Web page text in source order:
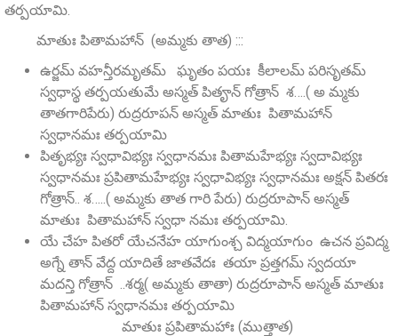
తర్పయామి.
మాతుః పితామహాన్ (అమ్మకు తాత) :::
ఉర్జమ్‌ వహన్తీరమృతమ్ ఘృతం పయః కీలాలమ్‌ పరిసృతమ్‌
స్వధాస్థ తర్పయతుమే అస్మత్ పితౄన్‌ గోత్రాన్ శ….( అ మ్మకు
తాతగారిపేరు) రుద్రరూపన్‌ అస్మత్‌ మాతుః పితామహాన్
స్వధానమః తర్పయామి
పితృభ్యః స్వధావిభ్యః స్వధానమః పితామహేభ్యః స్వదావిభ్యః
స్వధానమః ప్రపితామహేభ్యః స్వధావిభ్యః స్వధానమః అక్షన్ పితరః
గోత్రాన్.. శ…..( అమ్మకు తాత గారి పేరు) రుద్రరూపాన్ అస్మత్
మాతుః పితామహాన్ స్వధా నమః తర్పయామి.
యే చేహ పితరో యేచనేహ యాగుంశ్చ విద్మయాగుం ఉచన ప్రవిద్మ
అగ్నే తాన్‌ వేద్ద యాదితే జాతవేదః తయా ప్రత్తగమ్‌ స్వదయా
మదన్తి గోత్రాన్ ..శర్మ( అమ్మకు తాతా) రుద్రరూపాన్‌ అస్మత్‌ మాతుః
పితామహాన్‌ స్వధానమః తర్పయామి
మాతుః ప్రపితామహాః (ముత్తాత)